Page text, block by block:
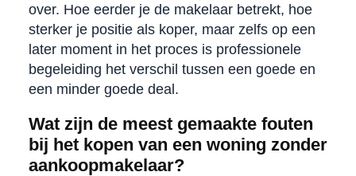
over. Hoe eerder je de makelaar betrekt, hoe
sterker je positie als koper, maar zelfs op een
later moment in het proces is professionele
begeleiding het verschil tussen een goede en
een minder goede deal.
Wat zijn de meest gemaakte fouten
bij het kopen van een woning zonder
aankoopmakelaar?